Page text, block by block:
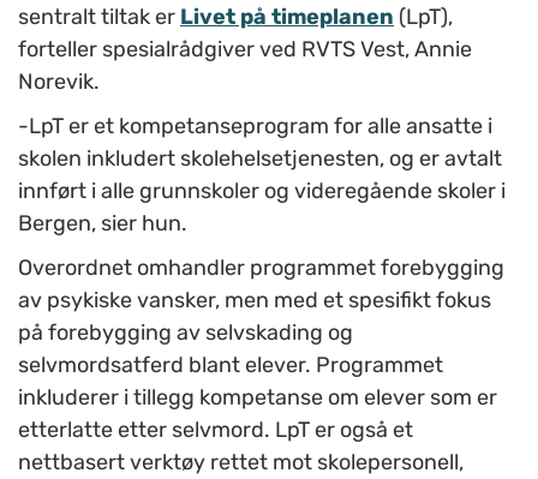
sentralt tiltak er Livet på timeplanen (LpT),
forteller spesialrådgiver ved RVTS Vest, Annie
Norevik.
-LpT er et kompetanseprogram for alle ansatte i
skolen inkludert skolehelsetjenesten, og er avtalt
innført i alle grunnskoler og videregående skoler i
Bergen, sier hun.
Overordnet omhandler programmet forebygging
av psykiske vansker, men med et spesifikt fokus
på forebygging av selvskading og
selvmordsatferd blant elever. Programmet
inkluderer i tillegg kompetanse om elever som er
etterlatte etter selvmord. LpT er også et
nettbasert verktøy rettet mot skolepersonell,